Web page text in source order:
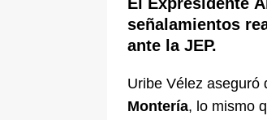
pone bajo
[ 6 de agosto
señalamientos
ante la JEP.
Uribe Vélez aseguró
Montería, lo mismo